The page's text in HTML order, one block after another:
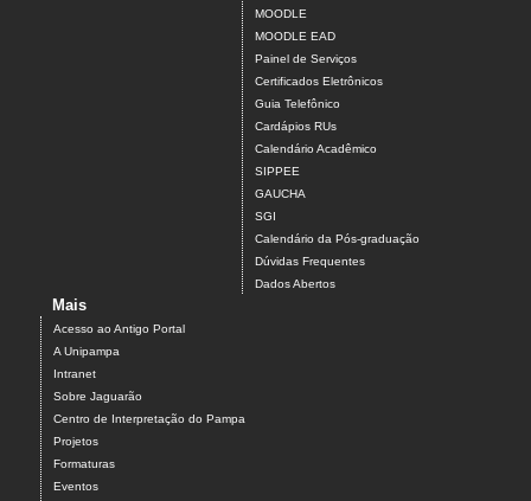
MOODLE
MOODLE EAD
Painel de Serviços
Certificados Eletrônicos
Guia Telefônico
Cardápios RUs
Calendário Acadêmico
SIPPEE
GAUCHA
SGI
Calendário da Pós-graduação
Dúvidas Frequentes
Dados Abertos
Mais
Acesso ao Antigo Portal
A Unipampa
Intranet
Sobre Jaguarão
Centro de Interpretação do Pampa
Projetos
Formaturas
Eventos